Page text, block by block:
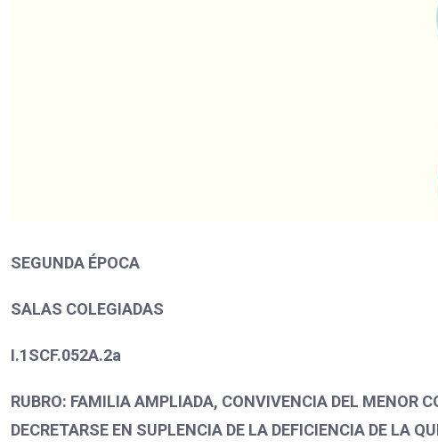
SEGUNDA ÉPOCA
SALAS COLEGIADAS
I.1SCF.052A.2a
RUBRO: FAMILIA AMPLIADA, CONVIVENCIA DEL MENOR
DECRETARSE EN SUPLENCIA DE LA DEFICIENCIA DE LA